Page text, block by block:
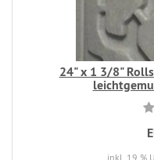
24" x 1 3/8"
inkl. 19 %